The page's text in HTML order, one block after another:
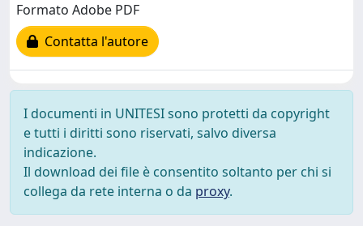
Formato Adobe PDF
Contatta l'autore
I documenti in UNITESI sono protetti da copyright
e tutti i diritti sono riservati, salvo diversa
indicazione.
Il download dei file è consentito soltanto per chi si
collega da rete interna o da proxy.